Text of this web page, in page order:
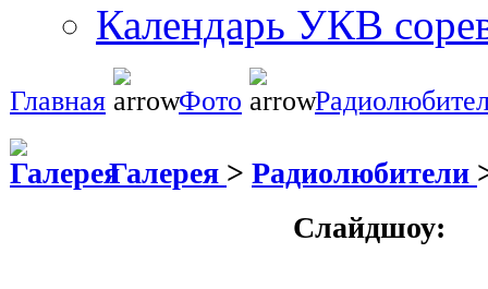
Календарь УКВ
Главная Фото
Галерея > Радиолюбители
Слайдшоу: